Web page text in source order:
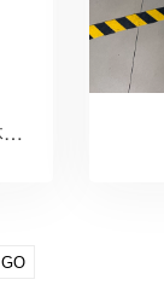
DLGA-1000系列 多组分激光气体分析仪
GO